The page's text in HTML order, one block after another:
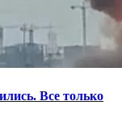
Все только